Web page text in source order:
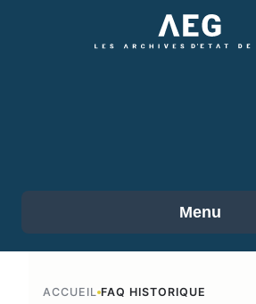
Menu
ACCUEIL FAQ HISTORIQUE